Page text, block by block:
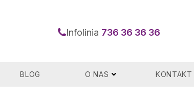
Infolinia 736 36 36 36
BLOG O NAS KONTAKT